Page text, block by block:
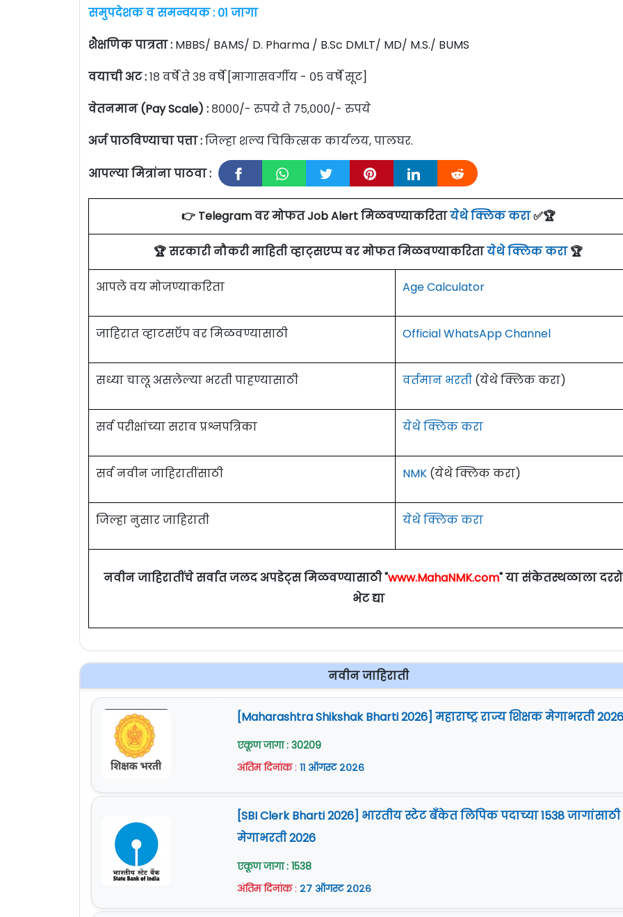
समुपदेशक वसमन्वयक : ०१ जागा
शैक्षणिक पात्रता : MBBS/ BAMS/ D. Pharma / B.Sc DMLT/ MD/ M.S./ BUMS
वयाची अट :१८ वर्षे ते ३८ वर्षे [मागासवर्गीय - ०५ वर्षे सूट]
वेतनमान (Pay Scale) : ८०००/- रुपये ते ७५,०००/- रुपये
अर्ज पाठविण्याचा पत्ता :जिल्हा शल्य चिकित्सक कार्यलय, पालघर.
आपल्या मित्रांना पाठवा :
👉 Telegram वर मोफत Job Alert मिळवण्याकरितायेथे क्लिक करा✅🏆
🏆 सरकारी नौकरी माहिती व्हाट्सएप्प वर मोफत मिळवण्याकरितायेथे क्लिक करा🏆
आपले वय मोजण्याकरिता Age Calculator
जाहिरात व्हाटसऍप वर मिळवण्यासाठी Official WhatsApp Channel
सध्या चालू असलेल्या भरती पाहण्यासाठी वर्तमान भरती (येथे क्लिक करा)
सर्व परीक्षांच्या सराव प्रश्नपत्रिका येथे क्लिक करा
सर्व नवीन जाहिरातींसाठी NMK (येथे क्लिक करा)
जिल्हा नुसार जाहिराती येथे क्लिक करा
नवीन जाहिरातींचे सर्वात जलद अपडेट्स मिळवण्यासाठी "www.MahaNMK.com" या संकेतस्थळाला
भेट द्या
नवीन जाहिराती
[Maharashtra Shikshak Bharti 2026] महाराष्ट्र राज्य शिक्षक मेगाभरती 2026
एकूण जागा : 30209
अंतिम दिनांक: ११ ऑगस्ट २०२६
[SBI Clerk Bharti 2026] भारतीय स्टेट बँकेत लिपिक पदाच्या 1538 जागांसाठी
मेगाभरती 2026
एकूण जागा : 1538
अंतिम दिनांक: २७ ऑगस्ट २०२६